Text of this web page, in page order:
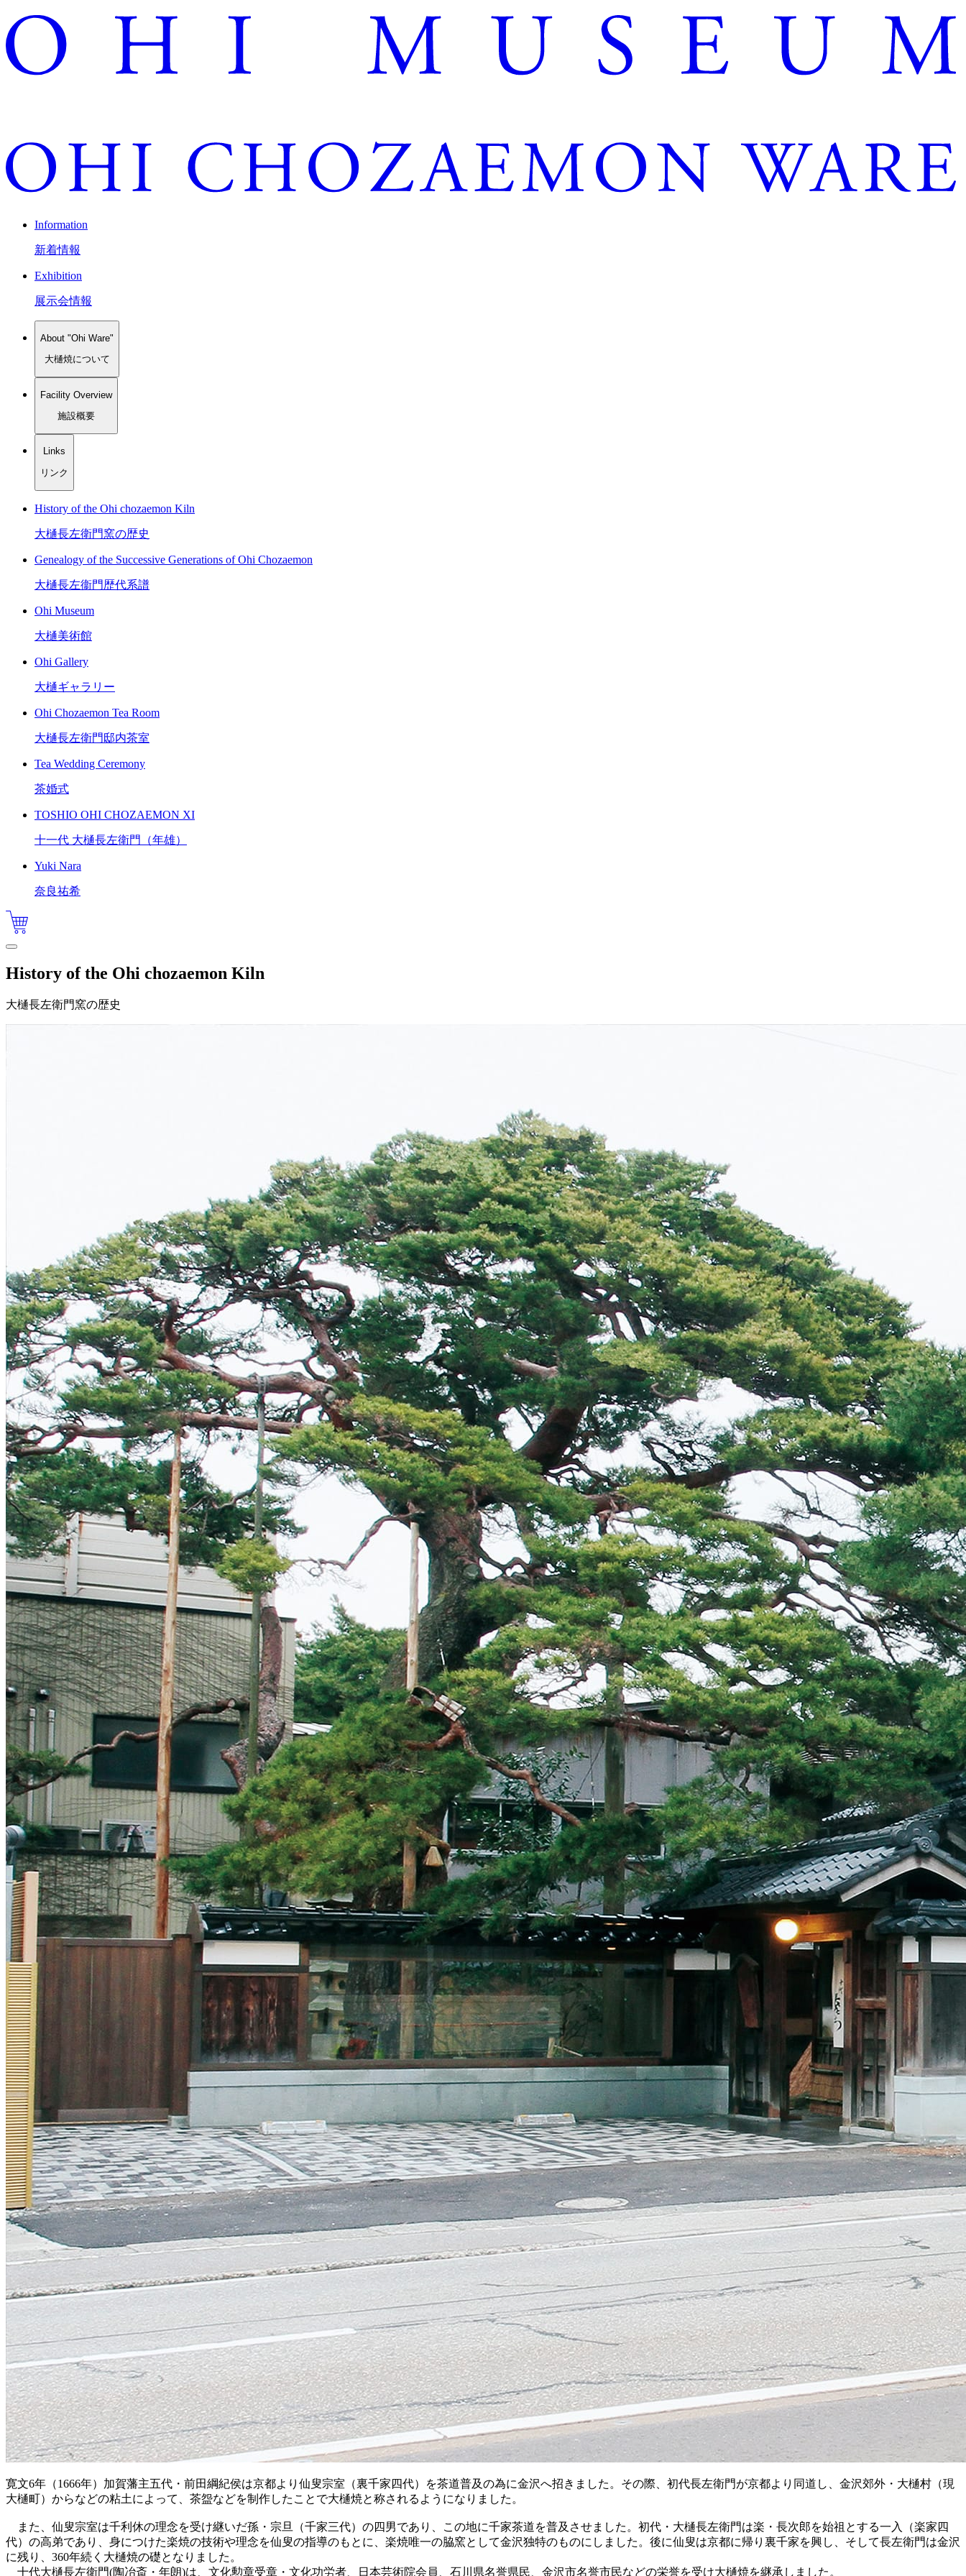
Information
新着情報
Exhibition
展示会情報
About "Ohi Ware"
大樋焼について
Facility Overview
施設概要
Links
リンク
History of the Ohi chozaemon Kiln
大樋長左衛門窯の歴史
Genealogy of the Successive Generations of Ohi Chozaemon
大樋長左衞門歴代系譜
Ohi Museum
大樋美術館
Ohi Gallery
大樋ギャラリー
Ohi Chozaemon Tea Room
大樋長左衛門邸内茶室
Tea Wedding Ceremony
茶婚式
TOSHIO OHI CHOZAEMON XI
十一代 大樋長左衛門（年雄）
Yuki Nara
奈良祐希
History of the Ohi chozaemon Kiln
大樋長左衛門窯の歴史
寛文6年（1666年）加賀藩主五代・前田綱紀侯は京都より仙叟宗室（裏千家四代）を茶道普及の為に金沢へ招きました。その際、初代長左衛門が京都より同道し、金沢郊外・大樋村（現
大樋町）からなどの粘土によって、茶盌などを制作したことで大樋焼と称されるようになりました。
また、仙叟宗室は千利休の理念を受け継いだ孫・宗旦（千家三代）の四男であり、この地に千家茶道を普及させました。初代・大樋長左衛門は楽・長次郎を始祖とする一入（楽家四
代）の高弟であり、身につけた楽焼の技術や理念を仙叟の指導のもとに、楽焼唯一の脇窯として金沢独特のものにしました。後に仙叟は京都に帰り裏千家を興し、そして長左衛門は金沢
に残り、360年続く大樋焼の礎となりました。
十代大樋長左衛門(陶冶斎・年朗)は、文化勲章受章・文化功労者、日本芸術院会員、石川県名誉県民、金沢市名誉市民などの栄誉を受け大樋焼を継承しました。